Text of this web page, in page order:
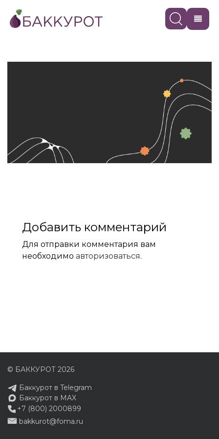
Добавить комментарий
Для отправки комментария вам
необходимо авторизоваться.
© БАККУРОТ 2026
Баккурот в Telegram
Баккурот в MAX
+7 (800) 2000899
bakkurot@foma.ru